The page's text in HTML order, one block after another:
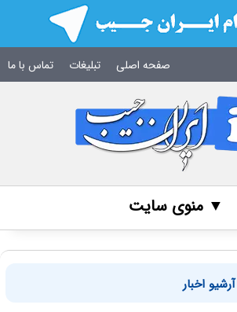
صفحه اصلی تبلیغات تماس با ما
▼ منوی سایت
آرشیو اخبار